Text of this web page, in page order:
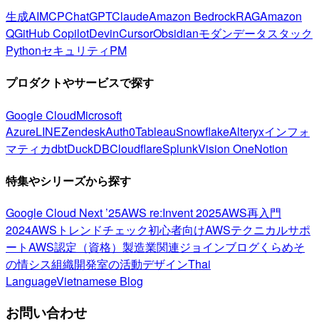
生成AIMCPChatGPTClaudeAmazon BedrockRAGAmazon
QGitHub CopilotDevinCursorObsidianモダンデータスタック
PythonセキュリティPM
プロダクトやサービスで探す
Google CloudMicrosoft
AzureLINEZendeskAuth0TableauSnowflakeAlteryxインフォ
マティカdbtDuckDBCloudflareSplunkVision OneNotion
特集やシリーズから探す
Google Cloud Next ’25AWS re:Invent 2025AWS再入門
2024AWSトレンドチェック初心者向けAWSテクニカルサポ
ートAWS認定（資格） 製造業関連ジョインブログくらめそ
の情シス組織開発室の活動デザインThai
LanguageVietnamese Blog
お問い合わせ